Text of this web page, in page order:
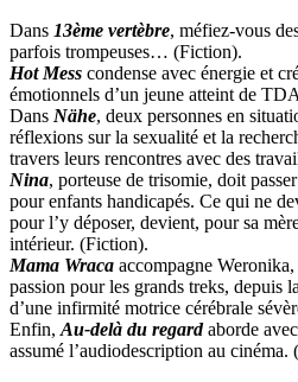
Dans 13ème vertèbre, méfiez-vous
parfois trompeuses… (Fiction).
Hot Mess condense avec énergie et
émotionnels d’un jeune atteint de
Dans Nähe, deux personnes en
réflexions sur la sexualité et la
travers leurs rencontres avec des
Nina, porteuse de trisomie, doit
pour enfants handicapés. Ce qui ne
pour l’y déposer, devient, pour sa
intérieur. (Fiction).
Mama Wraca accompagne
passion pour les grands treks, depuis
d’une infirmité motrice cérébrale
Enfin,Au-delà du regardaborde
assumé l’audiodescription au cinéma.